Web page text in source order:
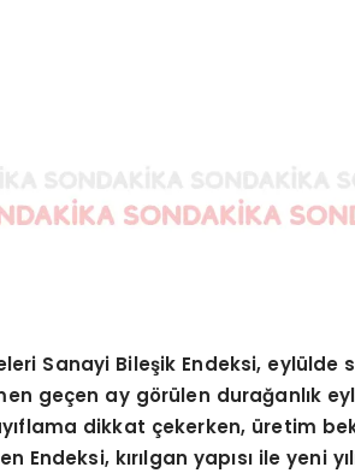
Sanayi Bileşik Endeksi, eylülde
geçen ay görülen durağanlık
dikkat çekerken, üretim
kırılgan yapısı ile yeni